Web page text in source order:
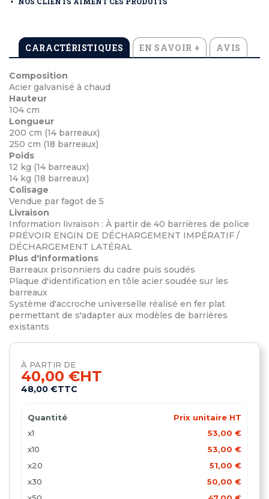
CARACTÉRISTIQUES EN SAVOIR + AVIS
Composition
Acier galvanisé à chaud
Hauteur
104 cm
Longueur
200 cm (14 barreaux)
250 cm (18 barreaux)
Poids
12 kg (14 barreaux)
14 kg (18 barreaux)
Colisage
Vendue par fagot de 5
Livraison
Information livraison : À partir de 40 barrières de police
PRÉVOIR ENGIN DE DÉCHARGEMENT IMPÉRATIF /
DÉCHARGEMENT LATÉRAL
Plus d'informations
Barreaux prisonniers du cadre puis soudés
Plaque d'identification en tôle acier soudée sur les
barreaux
Système d'accroche universelle réalisé en fer plat
permettant de s'adapter aux modèles de barrières
existants
À PARTIR DE
40,00 €HT
48,00 €TTC
Quantité
Prix unitaire HT
x1
53,00 €
x10
53,00 €
x20
51,00 €
x30
50,00 €